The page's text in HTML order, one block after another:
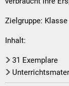
im
Handy
Zielgruppe: Klasse
Inhalt:
31 Exemplare